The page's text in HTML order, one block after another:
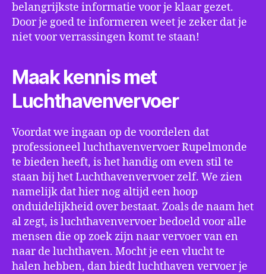
belangrijkste informatie voor je klaar gezet.
Door je goed te informeren weet je zeker dat je
niet voor verrassingen komt te staan!
Maak kennis met
Luchthavenvervoer
Voordat we ingaan op de voordelen dat
professioneel luchthavenvervoer Rupelmonde
te bieden heeft, is het handig om even stil te
staan bij het Luchthavenvervoer zelf. We zien
namelijk dat hier nog altijd een hoop
onduidelijkheid over bestaat. Zoals de naam het
al zegt, is luchthavenvervoer bedoeld voor alle
mensen die op zoek zijn naar vervoer van en
naar de luchthaven. Mocht je een vlucht te
halen hebben, dan biedt luchthaven vervoer je